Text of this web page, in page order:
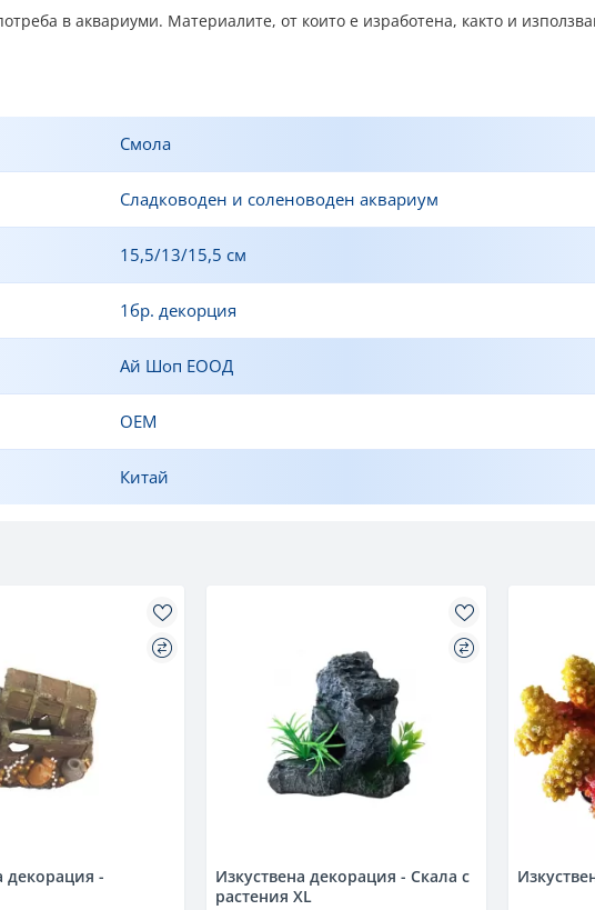
в аквариуми. Материалите, от които е изработена, както и
Смола
Сладководен и соленоводен аквариум
15,5/13/15,5 см
1бр. декорция
Ай Шоп ЕООД
ОЕМ
Китай
декорация -
Изкуствена декорация - Скала с
растения XL